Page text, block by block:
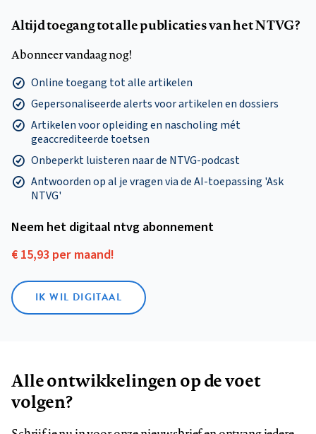
Altijd toegang tot alle publicaties van het NTVG?
Abonneer vandaag nog!
Online toegang tot alle artikelen
Gepersonaliseerde alerts voor artikelen en dossiers
Artikelen voor opleiding en nascholing mét
geaccrediteerde toetsen
Onbeperkt luisteren naar de NTVG-podcast
Antwoorden op al je vragen via de AI-toepassing 'Ask
NTVG'
Neem het digitaal ntvg abonnement
€ 15,93 per maand!
IK WIL DIGITAAL
Alle ontwikkelingen op de voet
volgen?